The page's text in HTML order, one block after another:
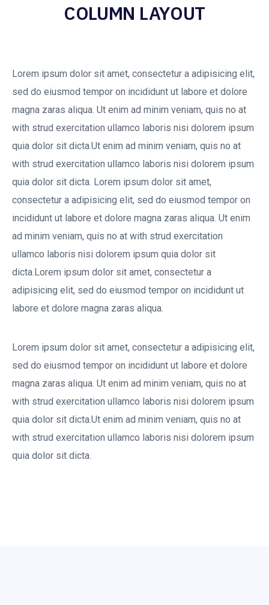
COLUMN LAYOUT
Lorem ipsum dolor sit amet, consectetur a adipisicing elit,
sed do eiusmod tempor on incididunt ut labore et dolore
magna zaras aliqua. Ut enim ad minim veniam, quis no at
with strud exercitation ullamco laboris nisi dolorem ipsum
quia dolor sit dicta.Ut enim ad minim veniam, quis no at
with strud exercitation ullamco laboris nisi dolorem ipsum
quia dolor sit dicta. Lorem ipsum dolor sit amet,
consectetur a adipisicing elit, sed do eiusmod tempor on
incididunt ut labore et dolore magna zaras aliqua. Ut enim
ad minim veniam, quis no at with strud exercitation
ullamco laboris nisi dolorem ipsum quia dolor sit
dicta.Lorem ipsum dolor sit amet, consectetur a
adipisicing elit, sed do eiusmod tempor on incididunt ut
labore et dolore magna zaras aliqua.
Lorem ipsum dolor sit amet, consectetur a adipisicing elit,
sed do eiusmod tempor on incididunt ut labore et dolore
magna zaras aliqua. Ut enim ad minim veniam, quis no at
with strud exercitation ullamco laboris nisi dolorem ipsum
quia dolor sit dicta.Ut enim ad minim veniam, quis no at
with strud exercitation ullamco laboris nisi dolorem ipsum
quia dolor sit dicta.